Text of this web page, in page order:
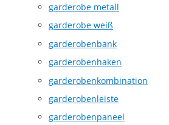
garderobe metall
garderobe weiß
garderobenbank
garderobenhaken
garderobenkombination
garderobenleiste
garderobenpaneel